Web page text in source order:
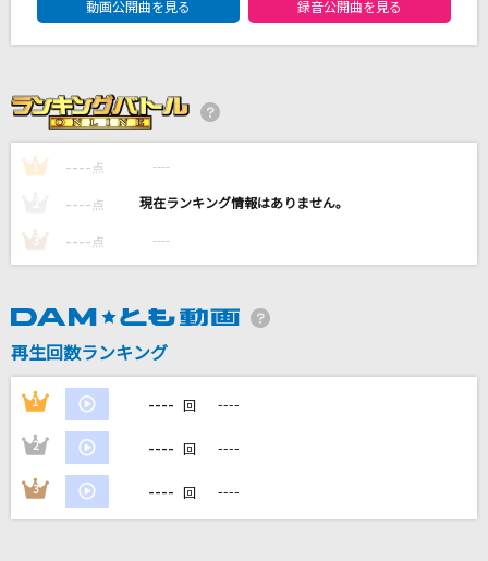
Aimer(エメ)
ゴールデンボンバー
もっと見る
DAMの新曲・ランキングなど
DAMに会員登録・ログインして
カラオケをもっと楽しもう！
自宅でカラオケ歌い放題！
動画公開曲を見る
録音公開曲を見る
1 ---- 点 ----
---- 点 ----
3 ---- 点 ----
再生回数ランキング
1 ---- 回 ----
2 ---- 回 ----
3 ---- 回 ----